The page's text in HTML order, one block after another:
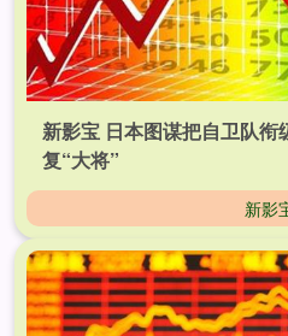
新影宝 日本图谋把自卫队衔
复“大将”
新影